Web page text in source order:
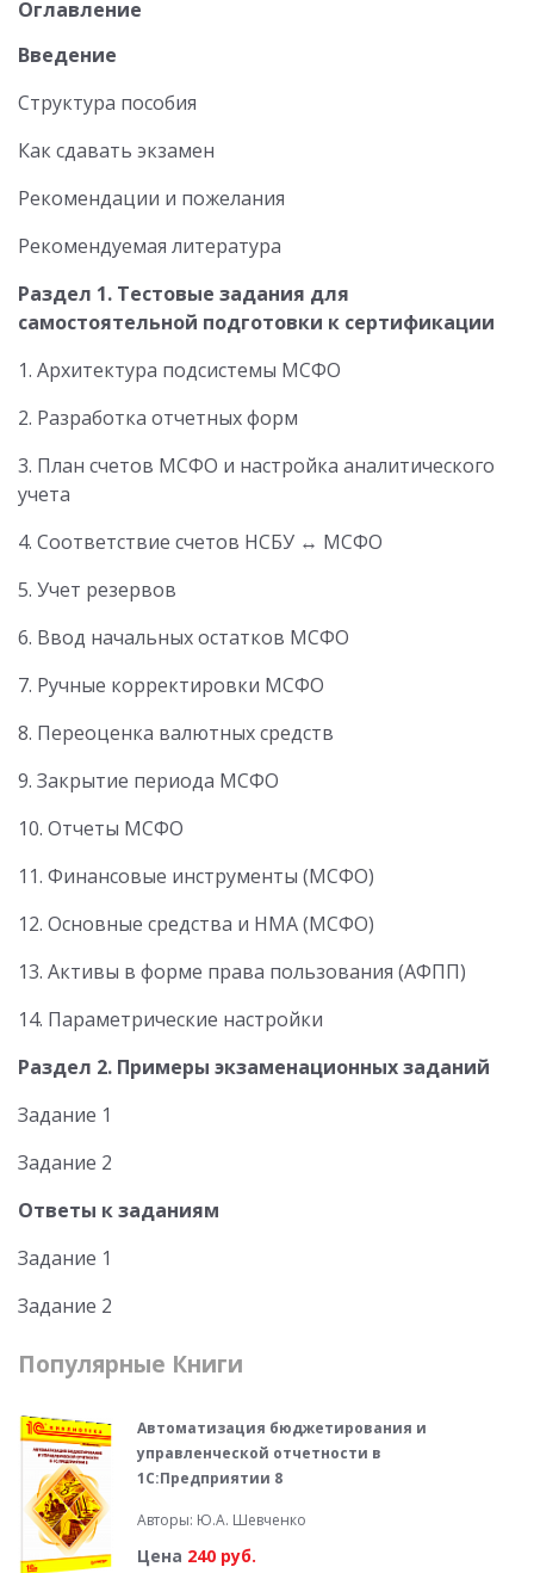
Оглавление
Введение
Структура пособия
Как сдавать экзамен
Рекомендации и пожелания
Рекомендуемая литература
Раздел 1. Тестовые задания для
самостоятельной подготовки к сертификации
1. Архитектура подсистемы МСФО
2. Разработка отчетных форм
3. План счетов МСФО и настройка аналитического
учета
4. Соответствие счетов НСБУ ↔ МСФО
5. Учет резервов
6. Ввод начальных остатков МСФО
7. Ручные корректировки МСФО
8. Переоценка валютных средств
9. Закрытие периода МСФО
10. Отчеты МСФО
11. Финансовые инструменты (МСФО)
12. Основные средства и НМА (МСФО)
13. Активы в форме права пользования (АФПП)
14. Параметрические настройки
Раздел 2. Примеры экзаменационных заданий
Задание 1
Задание 2
Ответы к заданиям
Задание 1
Задание 2
Популярные Книги
Автоматизация бюджетирования и
управленческой отчетности в
1С:Предприятии 8
Авторы: Ю.А. Шевченко
Цена 240 руб.